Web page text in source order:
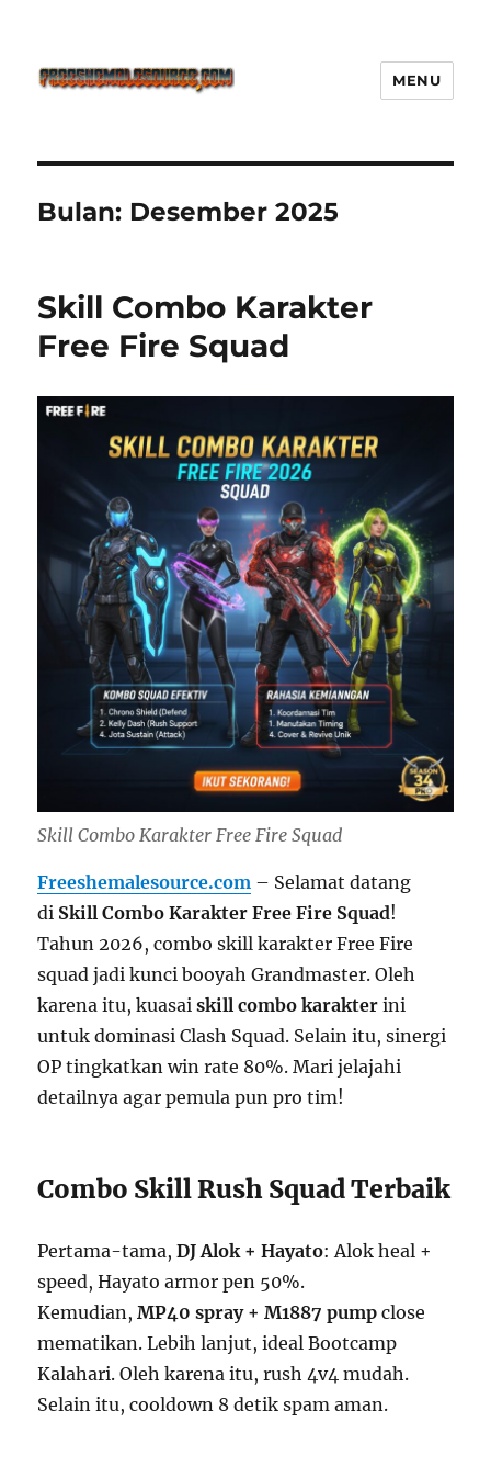
Defense Main Game Ini Pasti
Ketagihan!
MENU
Bulan: Desember 2025
Skill Combo Karakter
Free Fire Squad
Skill Combo Karakter Free Fire Squad
Freeshemalesource.com – Selamat datang
di Skill Combo Karakter Free Fire Squad!
Tahun 2026, combo skill karakter Free Fire
squad jadi kunci booyah Grandmaster. Oleh
karena itu, kuasaiskill combo karakter ini
untuk dominasi Clash Squad. Selain itu, sinergi
OP tingkatkan win rate 80%. Mari jelajahi
detailnya agar pemula pun pro tim!
Combo Skill Rush Squad Terbaik
Pertama-tama,DJ Alok + Hayato: Alok heal +
speed, Hayato armor pen 50%.
Kemudian,MP40 spray + M1887 pump close
mematikan. Lebih lanjut, ideal Bootcamp
Kalahari. Oleh karena itu, rush 4v4 mudah.
Selain itu, cooldown 8 detik spam aman.